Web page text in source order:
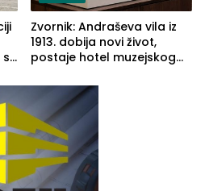
sa
Zvornik: Andraševa vila iz
1913. dobija novi život,
postaje hotel muzejskog